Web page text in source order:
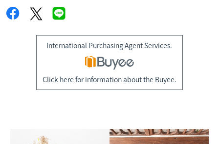
International Purchasing Agent Services.
Click here for information about the Buyee.